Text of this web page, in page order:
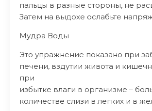
пальцы в разные стороны, не
Затем на выдохе ослабьте
Мудра Воды
Это упражнение показано при
печени, вздутии живота и
при
избытке влаги в организме –
количестве слизи в легких и в